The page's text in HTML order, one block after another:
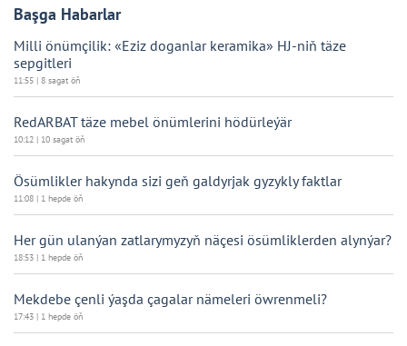
Başga Habarlar
Milli önümçilik: «Eziz doganlar keramika» HJ-niň täze
sepgitleri
11:55 | 8 sagat öň
RedARBAT täze mebel önümlerini hödürleýär
10:12 | 10 sagat öň
Ösümlikler hakynda sizi geň galdyrjak gyzykly faktlar
11:08 | 1 hepde öň
Her gün ulanýan zatlarymyzyň näçesi ösümliklerden alynýar?
18:53 | 1 hepde öň
Mekdebe çenli ýaşda çagalar nämeleri öwrenmeli?
17:43 | 1 hepde öň